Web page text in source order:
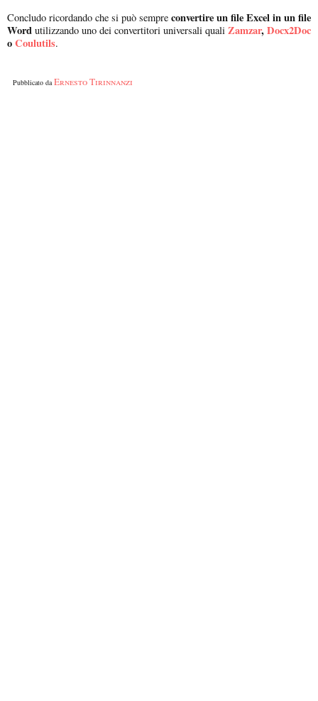
Concludo ricordando che si può sempre convertire un file Excel in un file
Word utilizzando uno dei convertitori universali quali Zamzar,Docx2Doc
oCoulutils.
Pubblicato daErnesto Tirinnanzi